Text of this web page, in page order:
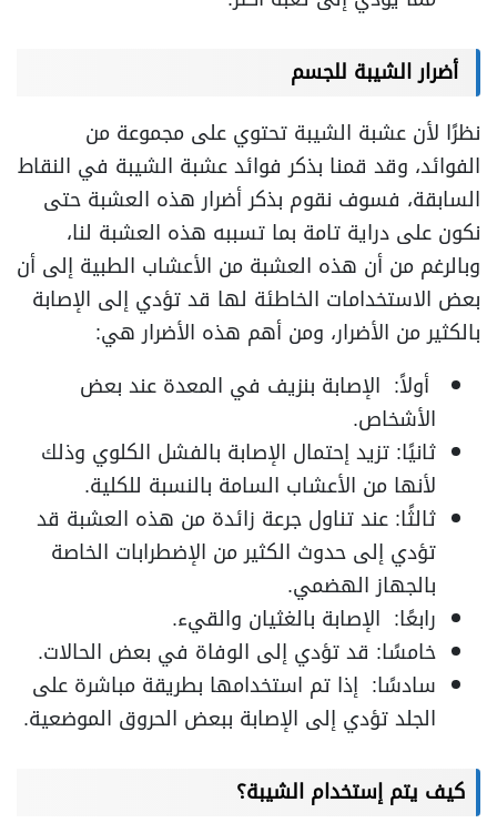
أضرار الشيبة للجسم
نظرًا لأن عشبة الشيبة تحتوي على مجموعة من
الفوائد، وقد قمنا بذكر فوائد عشبة الشيبة في النقاط
السابقة، فسوف نقوم بذكر أضرار هذه العشبة حتى
نكون على دراية تامة بما تسببه هذه العشبة لنا،
وبالرغم من أن هذه العشبة من الأعشاب الطبية إلى أن
بعض الاستخدامات الخاطئة لها قد تؤدي إلى الإصابة
بالكثير من الأضرار، ومن أهم هذه الأضرار هي:
أولاً: الإصابة بنزيف في المعدة عند بعض
الأشخاص.
ثانيًا: تزيد إحتمال الإصابة بالفشل الكلوي وذلك
لأنها من الأعشاب السامة بالنسبة للكلية.
ثالثًا: عند تناول جرعة زائدة من هذه العشبة قد
تؤدي إلى حدوث الكثير من الإضطرابات الخاصة
بالجهاز الهضمي.
رابعًا: الإصابة بالغثيان والقيء.
خامسًا: قد تؤدي إلى الوفاة في بعض الحالات.
سادسًا: إذا تم استخدامها بطريقة مباشرة على
الجلد تؤدي إلى الإصابة ببعض الحروق الموضعية.
كيف يتم إستخدام الشيبة؟